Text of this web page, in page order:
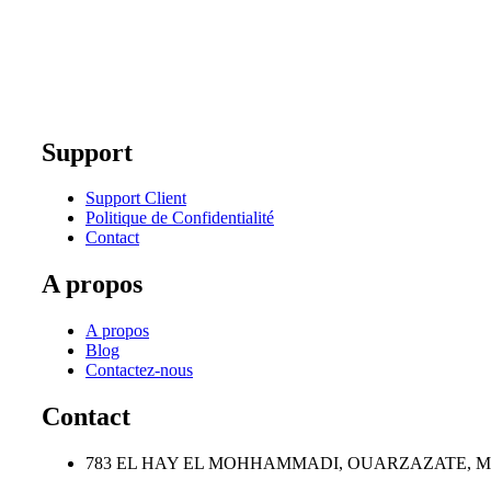
Support
Support Client
Politique de Confidentialité
Contact
A propos
A propos
Blog
Contactez-nous
Contact
783 EL HAY EL MOHHAMMADI, OUARZAZATE,